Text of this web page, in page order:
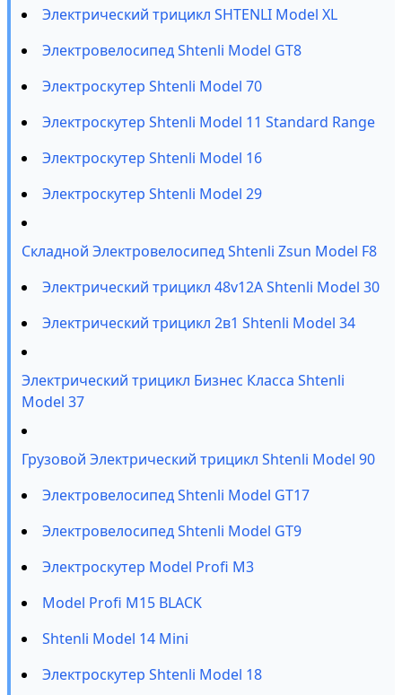
Электрический трицикл SHTENLI Model XL
Электровелосипед Shtenli Model GT8
Электроскутер Shtenli Model 70
Электроскутер Shtenli Model 11 Standard Range
Электроскутер Shtenli Model 16
Электроскутер Shtenli Model 29
Складной Электровелосипед Shtenli Zsun Model F8
Электрический трицикл 48v12A Shtenli Model 30
Электрический трицикл 2в1 Shtenli Model 34
Электрический трицикл Бизнес Класса Shtenli
Model 37
Грузовой Электрический трицикл Shtenli Model 90
Электровелосипед Shtenli Model GT17
Электровелосипед Shtenli Model GT9
Электроскутер Model Profi M3
Model Profi M15 BLACK
Shtenli Model 14 Mini
Электроскутер Shtenli Model 18